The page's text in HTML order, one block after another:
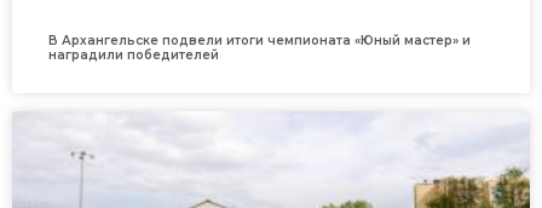
В Архангельске подвели итоги чемпионата «Юный мастер» и
наградили победителей